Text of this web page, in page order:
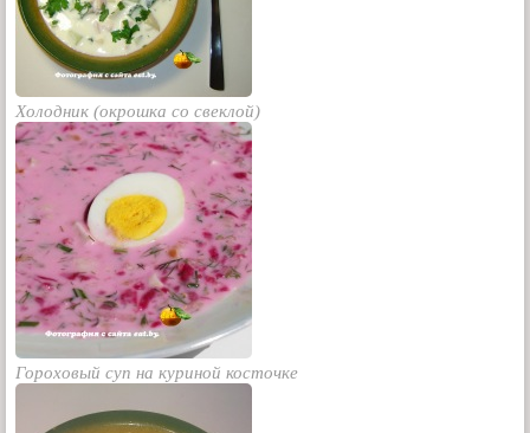
Холодник (окрошка со свеклой)
Гороховый суп на куриной косточке